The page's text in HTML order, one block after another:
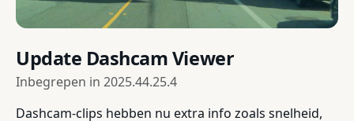
Update Dashcam Viewer
Inbegrepen in 2025.44.25.4
Dashcam-clips hebben nu extra info zoals snelheid,